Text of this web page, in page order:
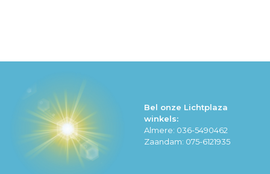
Bel onze Lichtplaza
winkels:
Almere: 036-5490462
Zaandam: 075-6121935